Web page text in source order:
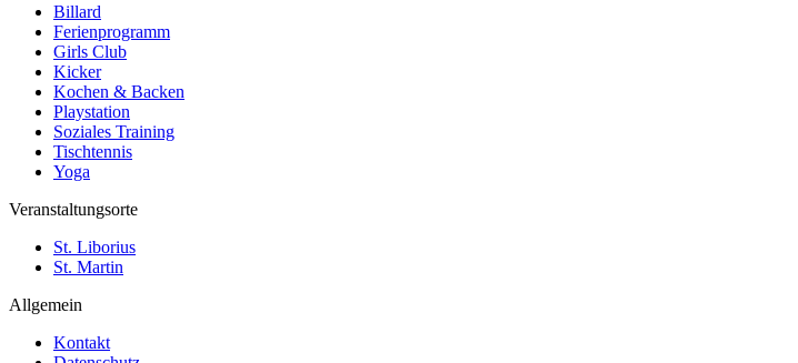
Billard
Ferienprogramm
Girls Club
Kicker
Kochen & Backen
Playstation
Soziales Training
Tischtennis
Yoga
Veranstaltungsorte
St. Liborius
St. Martin
Allgemein
Kontakt